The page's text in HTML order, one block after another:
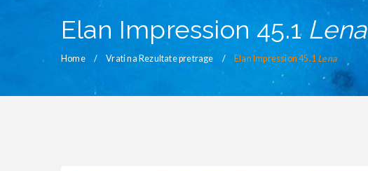
Elan Impression 45.1 Lena
Home Vrati na Rezultate pretrage Elan Impression 45.1 Lena